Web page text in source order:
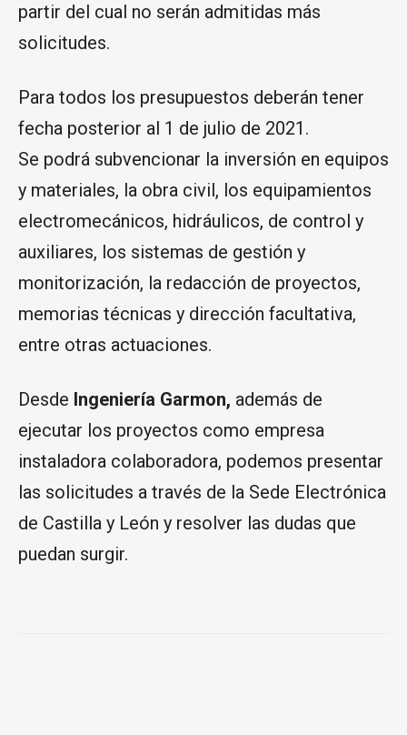
partir del cual no serán admitidas más
solicitudes.
Para todos los presupuestos deberán tener
fecha posterior al 1 de julio de 2021.
Se podrá subvencionar la inversión en equipos
y materiales, la obra civil, los equipamientos
electromecánicos, hidráulicos, de control y
auxiliares, los sistemas de gestión y
monitorización, la redacción de proyectos,
memorias técnicas y dirección facultativa,
entre otras actuaciones.
Desde Ingeniería Garmon, además de
ejecutar los proyectos como empresa
instaladora colaboradora, podemos presentar
las solicitudes a través de la Sede Electrónica
de Castilla y León y resolver las dudas que
puedan surgir.